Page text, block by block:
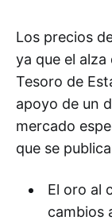
Los precios
ya que el
Tesoro de
apoyo de un
mercado
que se
El oro al
cambios